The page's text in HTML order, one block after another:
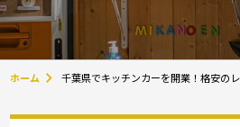
ホーム 千葉県でキッチンカーを開業！格安の